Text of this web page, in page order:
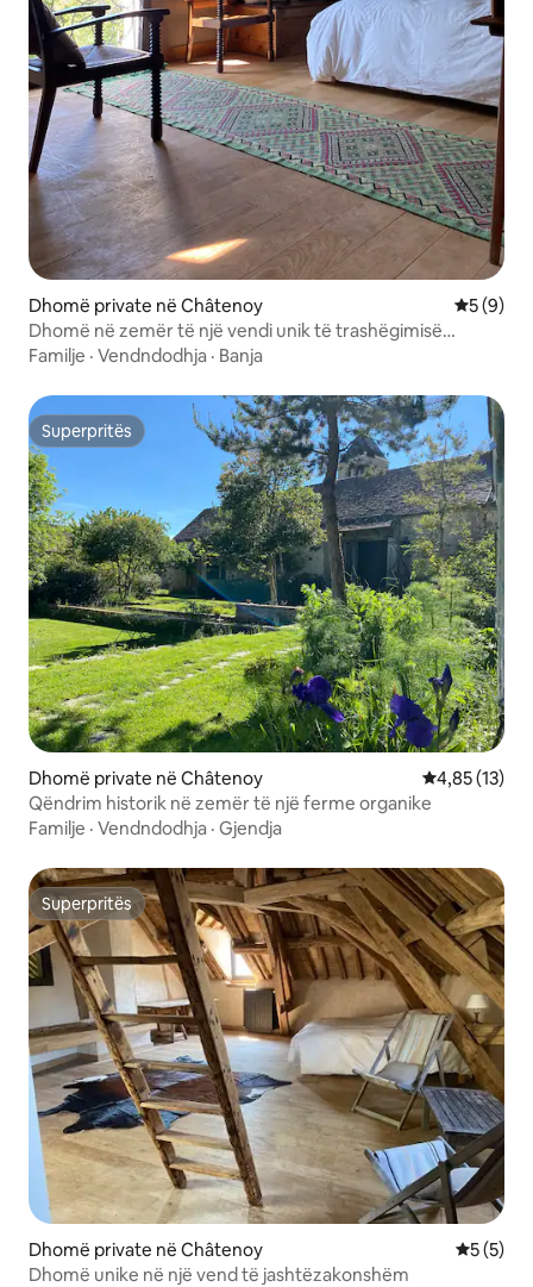
Dhomë private në Châtenoy
5 (9)
Dhomë në zemër të një vendi unik të trashëgimisë
kulturore
Familje · Vendndodhja · Banja
Superpritës
Superpritës
Dhomë private në Châtenoy Vlerësimi
4,85 (13)
Qëndrim historik në zemër të një ferme organike
Familje · Vendndodhja · Gjendja
Superpritës
Superpritës
Dhomë private në Châtenoy
5 (5)
Dhomë unike në një vend të jashtëzakonshëm